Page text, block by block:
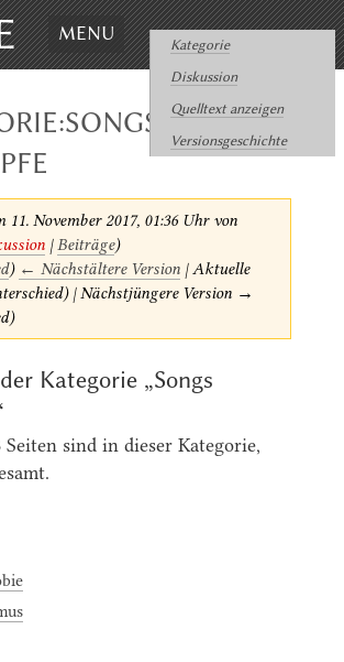
MENU
Kategorie
Diskussion
Quelltext anzeigen
Versionsgeschichte
11. November 2017, 01:36 Uhr von
|Beiträge)
) ← Nächstältere Version| Aktuelle
| Nächstjüngere Version →
Kategorie „Songs
Seiten sind in dieser Kategorie,